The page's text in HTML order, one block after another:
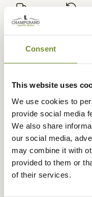
Consent
This website uses
We use cookies to
provide social media
We also share
our social media,
may combine it with
provided to them or
of their services.
Expédié dans
Avec la veste
dédiée à l'affût, la
Coupée dans un
Crome est très